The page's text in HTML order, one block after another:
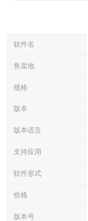
软件名
售卖地
规格
版本
版本语言
支持应用
软件形式
价格
版本号